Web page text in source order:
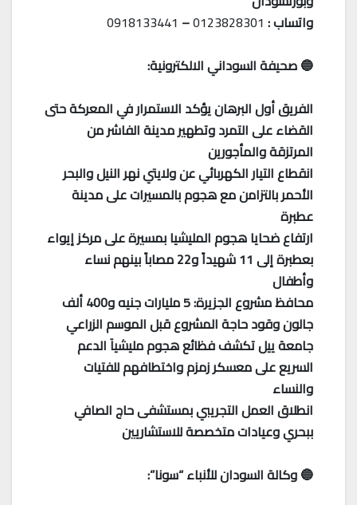
واتساب : 0123828301
–
0918133441
🔵 صحيفة السوداني الالكترونية:
الفريق أول البرهان يؤكد الاستمرار في المعركة حتى
القضاء على التمرد وتطهير مدينة الفاشر من
المرتزقة والمأجورين
انقطاع التيار الكهربائي عن ولايتي نهر النيل والبحر
الأحمر بالتزامن مع هجوم بالمسيرات على مدينة
عطبرة
ارتفاع ضحايا هجوم المليشيا بمسيرة على مركز إيواء
بعطبرة إلى 11 شهيداً و22 مصاباً بينهم نساء
وأطفال
محافظ مشروع الجزيرة: 5 مليارات جنيه و400 ألف
جالون وقود حاجة المشروع قبل الموسم الزراعي
جامعة ييل تكشف فظائع هجوم مليشياَ الدعم
السريع على معسكر زمزم واختطافهم للفتيات
والنساء
انطلاق العمل التجريبي بمستشفى حاج الصافي
ببحري وعيادات متخصصة للاستشاريين
🔵 وكالة السودان للأنباء “سونا”: